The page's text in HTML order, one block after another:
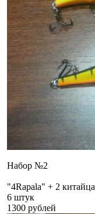
Набор №2
"4Rapala" + 2 китайца
6 штук
1300 рублей